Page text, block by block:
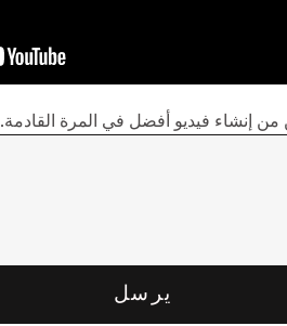
إنشاء فيديو أفضل في المرة القادمة.
يرسل